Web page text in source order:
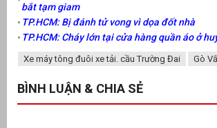
bắt tạm giam
TP.HCM: Bị đánh tử vong vì dọa đốt nhà
TP.HCM: Cháy lớn tại cửa hàng quần áo ở
Xe máy tông đuôi xe tải. cầu Trường Đai Gò
BÌNH LUẬN & CHIA SẺ